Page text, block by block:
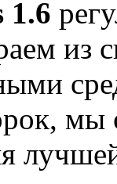
1.6
из
мы